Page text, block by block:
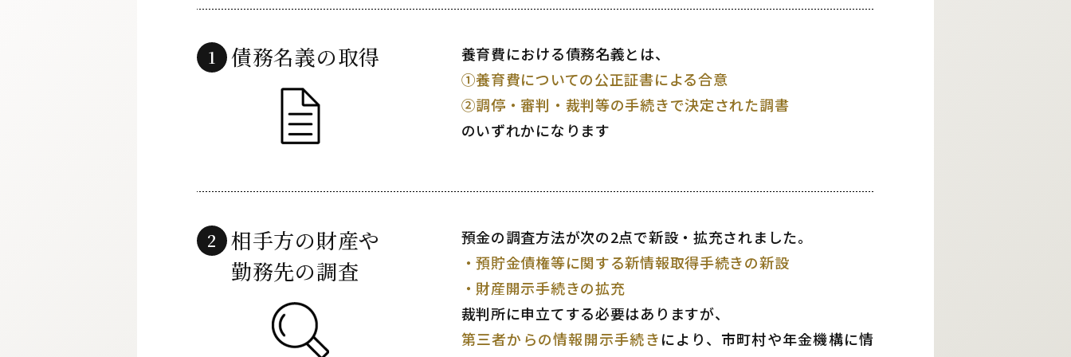
債務名義の取得
養育費における債務名義とは、
①養育費についての公正証書による合意
②調停・審判・裁判等の手続きで決定された調書
のいずれかになります
相手方の財産や
勤務先の調査
預金の調査方法が次の2点で新設・拡充されました。
・預貯金債権等に関する新情報取得手続きの新設
・財産開示手続きの拡充
裁判所に申立てする必要はありますが、
第三者からの情報開示手続きにより、市町村や年金機構に情